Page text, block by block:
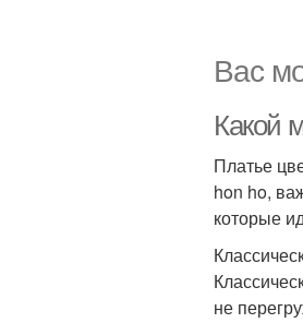
Вас
Какой
Платье
hon ho,
которые
не